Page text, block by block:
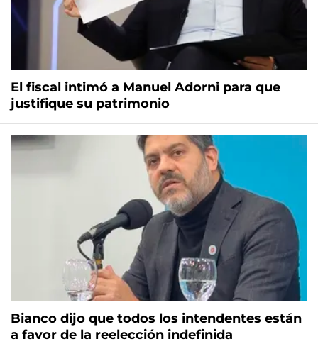
El fiscal intimó a Manuel Adorni para que
justifique su patrimonio
Bianco dijo que todos los intendentes están
a favor de la reelección indefinida